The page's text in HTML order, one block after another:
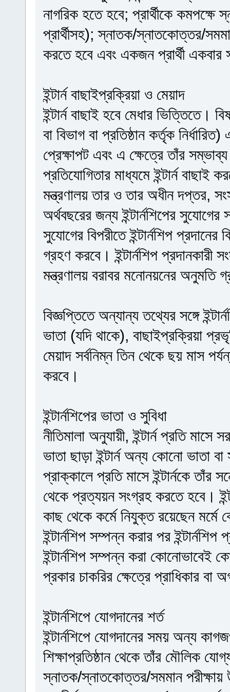
নাগরিক হতে হবে; প্রার্থীকে কমপক্ষে
প্রার্থীসহ); স্নাতক/স্নাতকোত্তর/
করতে হবে এবং একজন প্রার্থী একবার
ইন্টার্ন বাছাইপ্রক্রিয়া ও মেয়াদ
ইন্টার্ন বাছাই হবে মেধার ভিত্তিতে।
বা বিভাগ বা প্রতিষ্ঠান কর্তৃক
প্রেক্ষাপট এবং এ ক্ষেত্রে তাঁর
প্রতিযোগিতার মাধ্যমে ইন্টার্ন
মন্ত্রণালয় তার ও তার অধীন দপ্তর,
অর্থবছরের জন্য ইন্টার্নশিপের
সুযোগের বিপরীতে ইন্টার্নশিপ
গ্রহণ করবে। ইন্টার্নশিপ প্রদানকারী
মন্ত্রণালয় বরাবর মনোনয়নের অনুমতি
বিজ্ঞপ্তিতে অন্যান্য তথ্যের সঙ্গে
ভাতা (যদি থাকে), বাছাইপ্রক্রিয়া
মেয়াদ সর্বনিম্ন তিন থেকে ছয় মাস
করবে।
ইন্টার্নশিপের ভাতা ও সুবিধা
নীতিমালা অনুযায়ী, ইন্টার্ন প্রতি মাসে
ভাতা ছাড়া ইন্টার্ন অন্য কোনো ভাতা
প্রাক্কালে প্রতি মাসে ইন্টার্নকে তাঁর
থেকে প্রত্যয়ন সংগ্রহ করতে হবে।
কাছ থেকে কর্মে নিযুক্ত রয়েছেন
ইন্টার্নশিপ সম্পন্ন করার পর
ইন্টার্নশিপ সম্পন্ন করা কোনোভাবেই
প্রকার চাকরির ক্ষেত্রে প্রাধিকার বা
ইন্টার্নশিপে যোগদানের শর্ত
ইন্টার্নশিপে যোগদানের সময় অন্য
শিক্ষাপ্রতিষ্ঠান থেকে তাঁর মৌলিক
স্নাতক/স্নাতকোত্তর/সমমান